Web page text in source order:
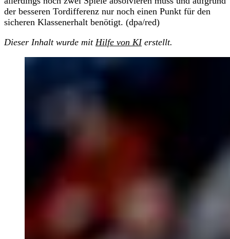
der besseren Tordifferenz nur noch einen Punkt für den
sicheren Klassenerhalt benötigt. (dpa/red)
Dieser Inhalt wurde mit Hilfe von KIerstellt.